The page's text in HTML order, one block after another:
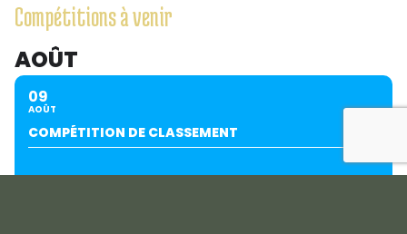
Compétitions à venir
AOÛT
09
AOÛT
COMPÉTITION DE CLASSEMENT